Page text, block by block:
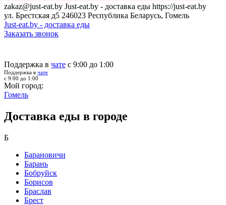
zakaz@just-eat.by Just-eat.by - доставка еды https://just-eat.by
ул. Брестская д5 246023 Республика Беларусь, Гомель
Just-eat.by - доставка еды
Заказать звонок
Поддержка в чате с 9:00 до 1:00
Поддержка в чате
с 9:00 до 1:00
Мой город:
Гомель
Доставка еды в городе
Б
Барановичи
Барань
Бобруйск
Борисов
Браслав
Брест